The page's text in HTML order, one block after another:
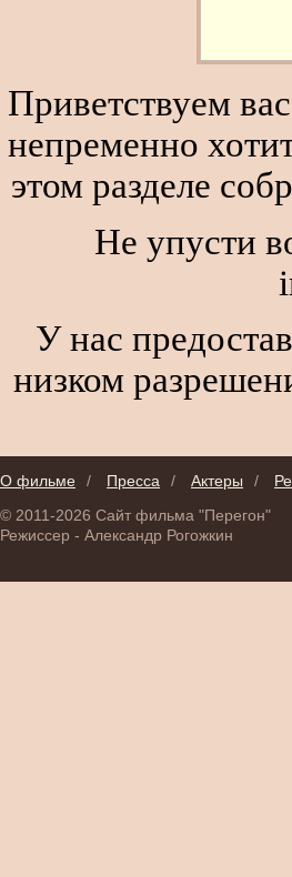
Приветствуем
непременно
этом разделе
Не упусти
У нас
низком
О фильме / Пресса / Актеры /
© 2011-2026 Сайт фильма "Перегон"
Режиссер - Александр Рогожкин